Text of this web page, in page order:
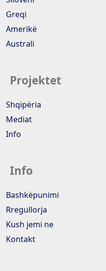
Greqi
Amerikë
Australi
Projektet
Shqipëria
Mediat
Info
Info
Bashkëpunimi
Rregullorja
Kush jemi ne
Kontakt